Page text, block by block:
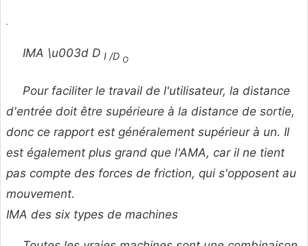
.
IMA \u003d D I /D O
Pour faciliter le travail de l'utilisateur, la distance
d'entrée doit être supérieure à la distance de sortie,
donc ce rapport est généralement supérieur à un. Il
est également plus grand que l'AMA, car il ne tient
pas compte des forces de friction, qui s'opposent au
mouvement.
IMA des six types de machines